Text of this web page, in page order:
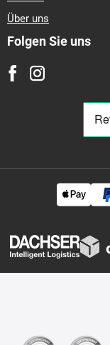
Über uns
Folgen Sie uns